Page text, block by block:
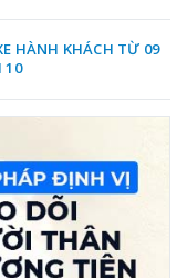
HÀNH KHÁCH TỪ 09
10